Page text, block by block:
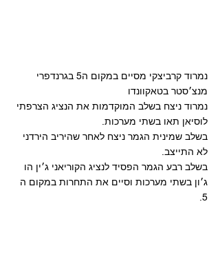
נמרוד קרביצקי מסיים במקום ה5 בגרנדפרי
מנצ׳סטר בטאקוונדו
נמרוד ניצח בשלב המוקדמות את הנציג הצרפתי
לוסיאן תאו בשתי מערכות.
בשלב שמינית הגמר ניצח לאחר שהיריב הירדני
לא התייצב.
בשלב רבע הגמר הפסיד לנציג הקוריאני ג׳ין הו
ג׳ון בשתי מערכות וסיים את התחרות במקום ה
5.